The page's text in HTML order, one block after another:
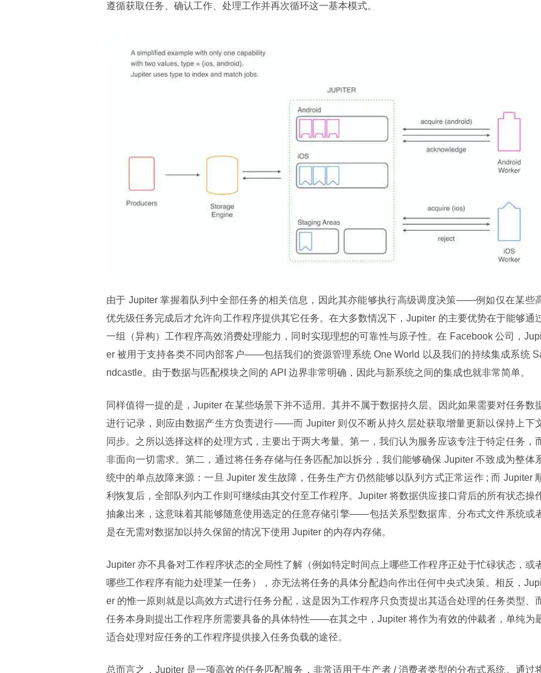
遵循获取任务、确认工作、处理工作并再次循环这一基本模式。
由于 Jupiter 掌握着队列中全部任务的相关信息，因此其亦能够执行高级调度决策——例如仅在某些
优先级任务完成后才允许向工作程序提供其它任务。在大多数情况下，Jupiter 的主要优势在于能够通
一组（异构）工作程序高效消费处理能力，同时实现理想的可靠性与原子性。在 Facebook 公司，
er 被用于支持各类不同内部客户——包括我们的资源管理系统 One World 以及我们的持续集成系统
ndcastle。由于数据与匹配模块之间的 API 边界非常明确，因此与新系统之间的集成也就非常简单。
同样值得一提的是，Jupiter 在某些场景下并不适用。其并不属于数据持久层。因此如果需要对任务数
进行记录，则应由数据产生方负责进行——而 Jupiter 则仅不断从持久层处获取增量更新以保持上下
同步。之所以选择这样的处理方式，主要出于两大考量。第一，我们认为服务应该专注于特定任务，
非面向一切需求。第二，通过将任务存储与任务匹配加以拆分，我们能够确保 Jupiter 不致成为整体
统中的单点故障来源：一旦 Jupiter 发生故障，任务生产方仍然能够以队列方式正常运作 ; 而 Jupiter
利恢复后，全部队列内工作则可继续由其交付至工作程序。Jupiter 将数据供应接口背后的所有状态操
抽象出来，这意味着其能够随意使用选定的任意存储引擎——包括关系型数据库、分布式文件系统或
是在无需对数据加以持久保留的情况下使用 Jupiter 的内存内存储。
Jupiter 亦不具备对工作程序状态的全局性了解（例如特定时间点上哪些工作程序正处于忙碌状态，或
哪些工作程序有能力处理某一任务），亦无法将任务的具体分配趋向作出任何中央式决策。相反，
er 的惟一原则就是以高效方式进行任务分配，这是因为工作程序只负责提出其适合处理的任务类型、
任务本身则提出工作程序所需要具备的具体特性——在其之中，Jupiter 将作为有效的仲裁者，单纯为
适合处理对应任务的工作程序提供接入任务负载的途径。
总而言之，Jupiter 是一项高效的任务匹配服务，非常适用于生产者 / 消费者类型的分布式系统。通过